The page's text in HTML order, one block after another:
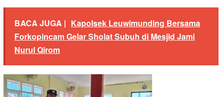
BACA JUGA | Kapolsek Leuwimunding Bersama
Forkopincam Gelar Sholat Subuh di Mesjid Jami
Nurul Qirom